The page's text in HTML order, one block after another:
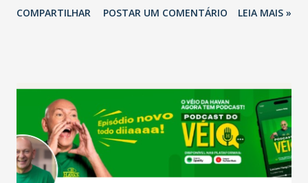
relação ao último trimestre deste ano, 56% também
confraternizações de fim de ano e pelo pagamento do 13º
Salário para um número maior de trabalhadores, já que o
país tem a menor taxa de desemprego dos anos recentes.
Ainda segundo a Pesquisa, em novembro de 2025, 40% dos
bares e restaurantes operaram com lucro e outros 40%
COMPARTILHAR POSTAR UM COMENTÁRIO LEIA MAIS »